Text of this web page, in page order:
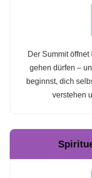
Der Summit
gehen dürfen –
beginnst, dich
verstehen